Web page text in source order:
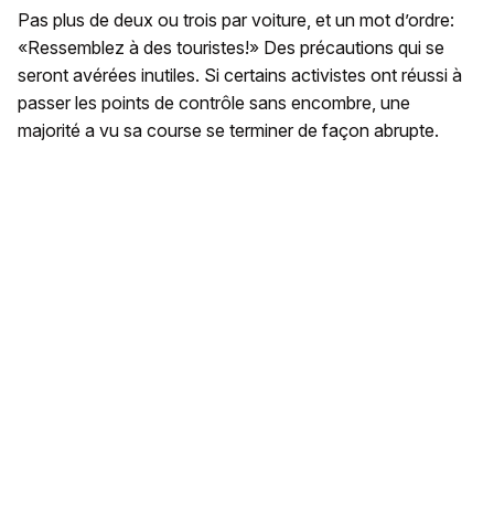
Pas plus de deux ou trois par voiture, et un mot d’ordre:
«Ressemblez à des touristes!» Des précautions qui se
seront avérées inutiles. Si certains activistes ont réussi à
passer les points de contrôle sans encombre, une
majorité a vu sa course se terminer de façon abrupte.